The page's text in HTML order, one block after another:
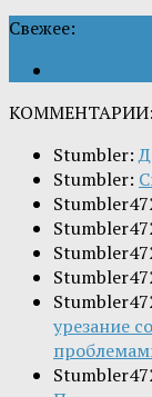
Свежее:
КОММЕНТАРИИ:
Stumbler:
Stumbler:
урезание